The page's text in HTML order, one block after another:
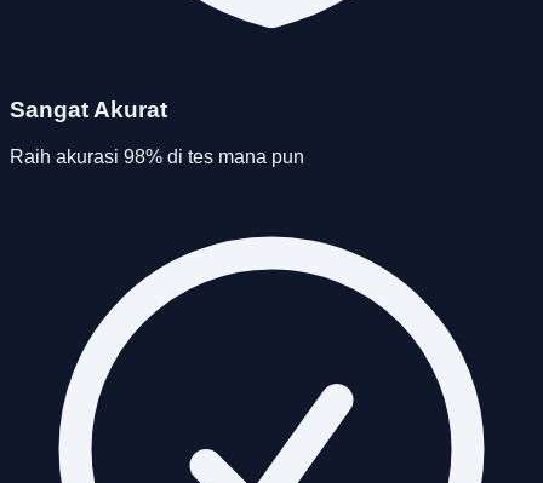
Sangat Akurat
Raih akurasi 98% di tes mana pun